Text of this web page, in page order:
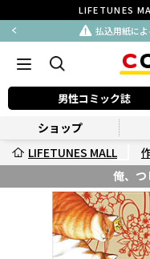
LIFETUNES
払込用紙に
男性コミック誌
ショップ
LIFETUNES MALL
俺、つ